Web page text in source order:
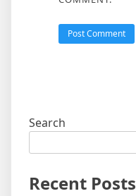
Search
Recent Posts